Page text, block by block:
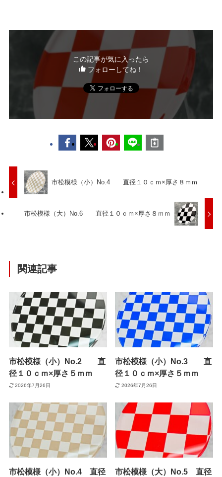
この記事が気に入ったら
フォローしてね！
市松模様（小）No.4 直径１０ｃｍ×厚さ８ｍｍ
市松模様（大）No.6 直径１０ｃｍ×厚さ８ｍｍ
関連記事
市松模様（小）No.2 直
径１０ｃｍ×厚さ５ｍｍ
2026年7月26日
市松模様（小）No.3 直
径１０ｃｍ×厚さ５ｍｍ
2026年7月26日
市松模様（小）No.4 直径
市松模様（大）No.5 直径